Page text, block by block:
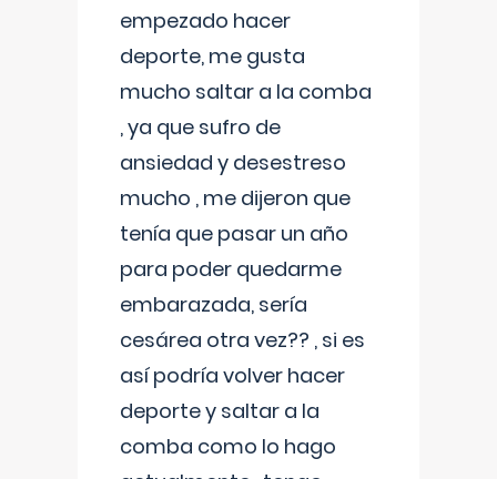
empezado hacer
deporte, me gusta
mucho saltar a la comba
, ya que sufro de
ansiedad y desestreso
mucho , me dijeron que
tenía que pasar un año
para poder quedarme
embarazada, sería
cesárea otra vez?? , si es
así podría volver hacer
deporte y saltar a la
comba como lo hago